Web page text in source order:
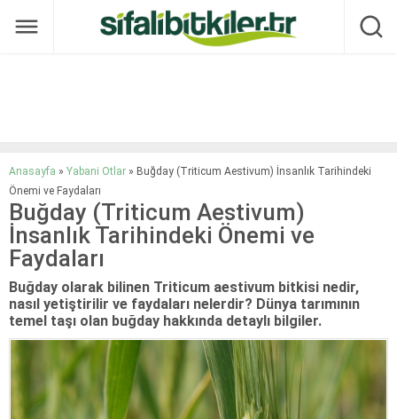
Anasayfa » Yabani Otlar » Buğday (Triticum Aestivum) İnsanlık Tarihindeki
Önemi ve Faydaları
Buğday (Triticum Aestivum)
İnsanlık Tarihindeki Önemi ve
Faydaları
Buğday olarak bilinen Triticum aestivum bitkisi nedir,
nasıl yetiştirilir ve faydaları nelerdir? Dünya tarımının
temel taşı olan buğday hakkında detaylı bilgiler.